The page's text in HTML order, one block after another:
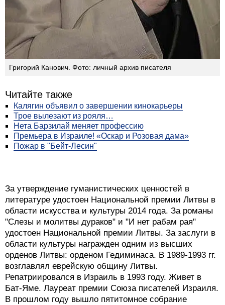
Григорий Канович. Фото: личный архив писателя
Читайте также
Калягин объявил о завершении кинокарьеры
Трое вылезают из рояля…
Нета Барзилай меняет профессию
Премьера в Израиле! «Оскар и Розовая дама»
Пожар в "Бейт-Лесин"
За утверждение гуманистических ценностей в
литературе удостоен Национальной премии Литвы в
области искусства и культуры 2014 года. За романы
"Слезы и молитвы дураков" и "И нет рабам рая"
удостоен Национальной премии Литвы. За заслуги в
области культуры награжден одним из высших
орденов Литвы: орденом Гедиминаса. В 1989-1993 гг.
возглавлял еврейскую общину Литвы.
Репатриировался в Израиль в 1993 году. Живет в
Бат-Яме. Лауреат премии Союза писателей Израиля.
В прошлом году вышло пятитомное собрание